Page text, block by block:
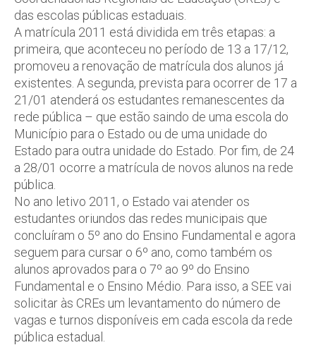
das escolas públicas estaduais.
A matrícula 2011 está dividida em três etapas: a
primeira, que aconteceu no período de 13 a 17/12,
promoveu a renovação de matrícula dos alunos já
existentes. A segunda, prevista para ocorrer de 17 a
21/01 atenderá os estudantes remanescentes da
rede pública – que estão saindo de uma escola do
Município para o Estado ou de uma unidade do
Estado para outra unidade do Estado. Por fim, de 24
a 28/01 ocorre a matrícula de novos alunos na rede
pública.
No ano letivo 2011, o Estado vai atender os
estudantes oriundos das redes municipais que
concluíram o 5º ano do Ensino Fundamental e agora
seguem para cursar o 6º ano, como também os
alunos aprovados para o 7º ao 9º do Ensino
Fundamental e o Ensino Médio. Para isso, a SEE vai
solicitar às CREs um levantamento do número de
vagas e turnos disponíveis em cada escola da rede
pública estadual.